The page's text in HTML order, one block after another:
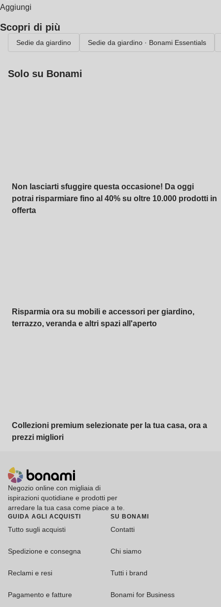
Aggiungi
Scopri di più
Sedie da giardino Sedie da giardino · Bonami Essentials
Solo su Bonami
Non lasciarti sfuggire questa occasione! Da oggi
potrai risparmiare fino al 40% su oltre 10.000 prodotti in
offerta
Risparmia ora su mobili e accessori per giardino,
terrazzo, veranda e altri spazi all'aperto
Collezioni premium selezionate per la tua casa, ora a
prezzi migliori
Negozio online con migliaia di
ispirazioni quotidiane e prodotti per
arredare la tua casa come piace a te.
GUIDA AGLI ACQUISTI
Tutto sugli acquisti
Spedizione e consegna
Reclami e resi
Pagamento e fatture
SU BONAMI
Contatti
Chi siamo
Tutti i brand
Bonami for Business